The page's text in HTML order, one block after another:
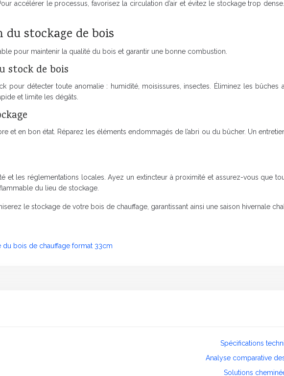
accélérer le processus, favorisez la circulation d’air et évitez le stockage trop
stockage de bois
pour maintenir la qualité du bois et garantir une bonne combustion.
stock de bois
pour détecter toute anomalie : humidité, moisissures, insectes. Éliminez les
et limite les dégâts.
et en bon état. Réparez les éléments endommagés de l’abri ou du bûcher. Un
et les réglementations locales. Ayez un extincteur à proximité et assurez-vous que
du lieu de stockage.
le stockage de votre bois de chauffage, garantissant ainsi une saison hivernale
du bois de chauffage format 33cm
Spécifications
Analyse comparative
Solutions